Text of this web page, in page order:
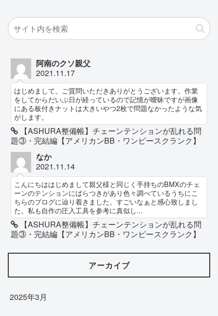
阿南のクソ親父
2021.11.17
はじめまして。ご質問いただきありがとうございます。作業
をしてからだいぶ日が経っているので記憶が曖昧ですが画像
にある板付きナットは大きいやつ2枚で問題なかったような気
がします。
【ASHURA整備帳】チェーンテンションが乱れる問
題③・完結編【アメリカンBB・ワンピースクランク】
なか
2021.11.14
こんにちははじめまして親父様と同じく手持ちのBMXのチェ
ーンのテンションにばらつきがあり色々調べているうちにこ
ちらのブログに辿り着きました。すごいなぁと感心致しまし
た。私も自作の圧入工具を参考に真似し...
【ASHURA整備帳】チェーンテンションが乱れる問
題③・完結編【アメリカンBB・ワンピースクランク】
アーカイブ
2025年3月